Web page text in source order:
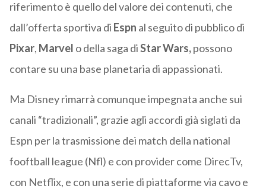
riferimento è quello del valore dei contenuti, che
dall’offerta sportiva di Espn al seguito di pubblico di
Pixar, Marvel o della saga diStar Wars,possono
contare su una base planetaria di appassionati.
Ma Disney rimarrà comunque impegnata anche sui
canali “tradizionali”, grazie agli accordi già siglati da
Espn per la trasmissione dei match della national
fooftball league (Nfl) e con provider come DirecTv,
con Netflix, e con una serie di piattaforme via cavo e